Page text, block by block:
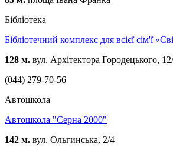
Бібліотека
Бібліотечний комплекс для всієї сім'ї
128 м. вул. Архітектора Городецького,
(044) 279-70-56
Автошкола
Автошкола "Серна 2000"
142 м. вул. Ольгинська, 2/4